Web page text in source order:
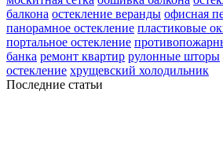
балкона остекление веранды офисная
панорамное остекление пластиковые
портальное остекление
банка ремонт квартир рулонные шторы
остекление хрущевский холодильник
Последние статьи